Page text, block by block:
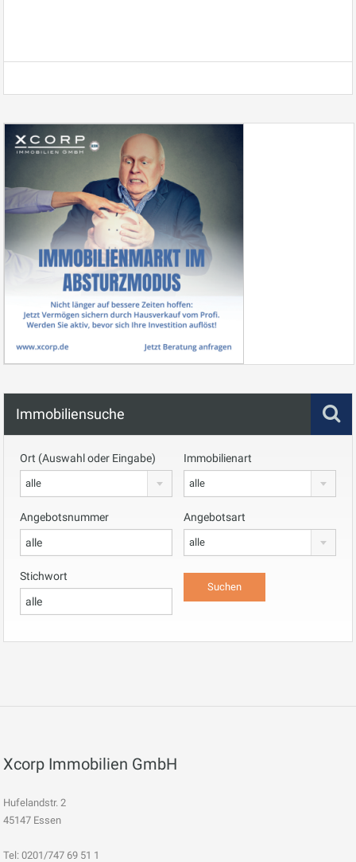
Immobiliensuche
Ort (Auswahl oder Eingabe)
alle
Immobilienart
alle
Angebotsnummer Angebotsart
alle
Stichwort
Xcorp Immobilien GmbH
Hufelandstr. 2
45147 Essen
Tel: 0201/747 69 51 1